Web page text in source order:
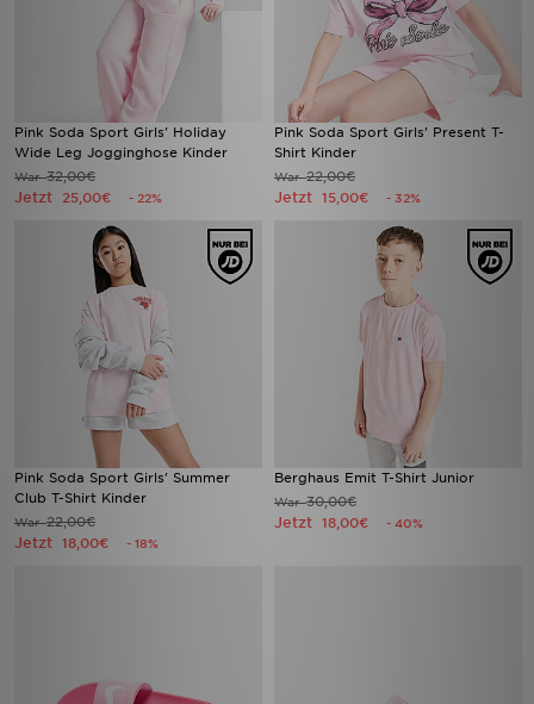
Pink Soda Sport Girls' Holiday
Wide Leg Jogginghose Kinder
War32,00€
Jetzt 25,00€ - 22%
Pink Soda Sport Girls' Present T-
Shirt Kinder
War22,00€
Jetzt 15,00€ - 32%
Pink Soda Sport Girls' Summer
Club T-Shirt Kinder
War22,00€
Jetzt 18,00€ - 18%
Berghaus Emit T-Shirt Junior
War30,00€
Jetzt 18,00€ - 40%